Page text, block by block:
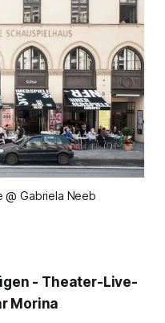
@ Gabriela Neeb
- Theater-Live-
Morina